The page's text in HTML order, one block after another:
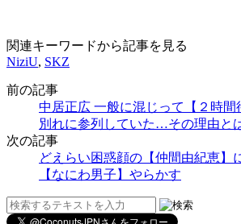
関連キーワードから記事を見る
NiziU, SKZ
前の記事
中居正広 一般に混じって【２時間
別れに参列していた…その理由と
次の記事
どえらい困惑顔の【仲間由紀恵】
【なにわ男子】やらかす